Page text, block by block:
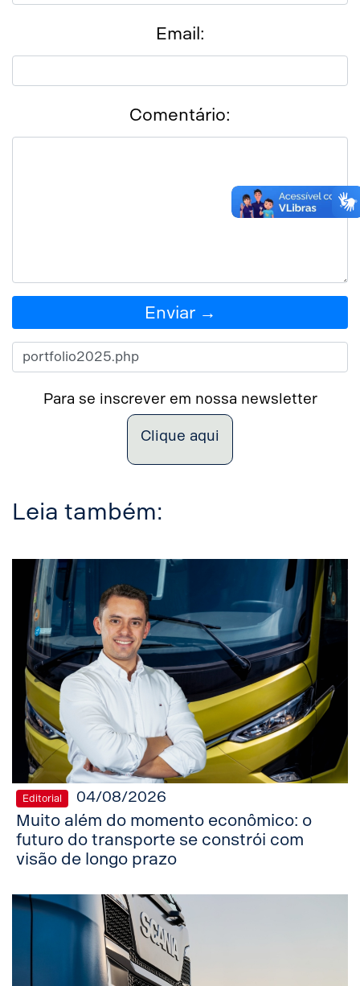
Email:
Comentário:
Enviar →
Para se inscrever em nossa newsletter
Clique aqui
Leia também:
Editorial 04/08/2026
Muito além do momento econômico: o
futuro do transporte se constrói com
visão de longo prazo